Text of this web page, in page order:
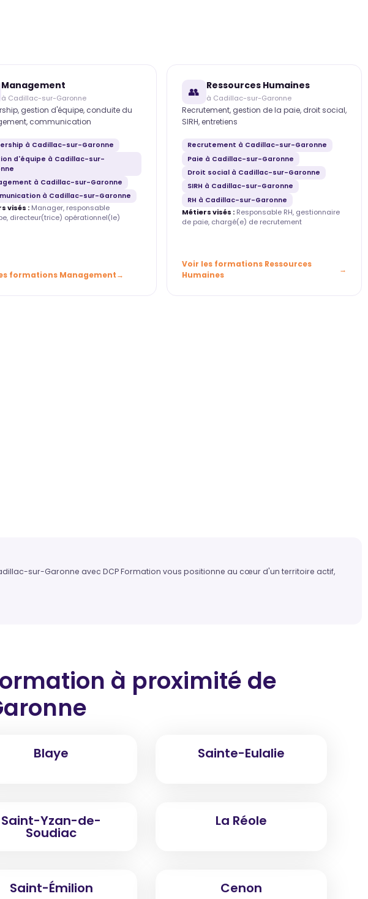
Management
à Cadillac-sur-Garonne
gestion d'équipe, conduite du
communication
à Cadillac-sur-Garonne
d'équipe à Cadillac-sur-
à Cadillac-sur-Garonne
à Cadillac-sur-Garonne
visés : Manager, responsable
directeur(trice) opérationnel(le)
formations Management
👥 Ressources Humaines
à Cadillac-sur-Garonne
Recrutement, gestion de la paie, droit social,
SIRH, entretiens
Recrutement à Cadillac-sur-Garonne
Paie à Cadillac-sur-Garonne
Droit social à Cadillac-sur-Garonne
SIRH à Cadillac-sur-Garonne
RH à Cadillac-sur-Garonne
Métiers visés : Responsable RH, gestionnaire
de paie, chargé(e) de recrutement
Voir les formations Ressources
Humaines
sur-Garonne avec DCP Formation vous positionne au cœur d'un territoire actif,
à proximité de
Blaye Sainte-Eulalie
Saint-Yzan-de-
Soudiac
La Réole
Saint-Émilion Cenon